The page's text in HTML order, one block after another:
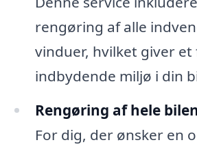
rengøring af alle
vinduer, hvilket giver et
indbydende miljø i din
Rengøring af hele
For dig, der ønsker en